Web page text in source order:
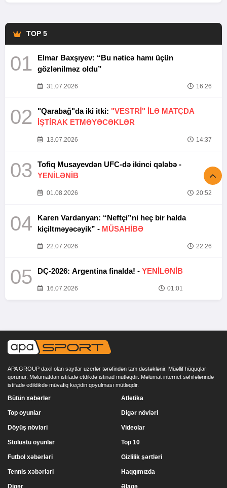
TOP 5
01
Elmar Baxşıyev: “Bu nəticə hamı üçün
gözlənilməz oldu”
31.07.2026 16:26
02 "Qarabağ"da iki itki: "VESTRİ" İLƏ MATÇDA
İŞTİRAK ETMƏYƏCƏKLƏR
13.07.2026 14:37
03
Tofiq Musayevdən UFC-də ikinci qələbə -
YENİLƏNİB
01.08.2026 20:52
04
Karen Vardanyan: “Neftçi”ni heç bir halda
kiçiltməyəcəyik” - MÜSAHİBƏ
22.07.2026 22:26
05 DÇ-2026: Argentina finalda! - YENİLƏNİB
16.07.2026 01:01
APA GROUP daxil olan saytlar uzerlər tərəfindən tam dəstəklənir. Müəllif hüquqları
qorunur. Məlumatdan istifadə etdikdə istinad mütləqdir. Məlumat internet səhifələrində
istifadə edildikdə müvafiq keçidin qoyulması mütləqdir.
Bütün xəbərlər
Top oyunlar
Döyüş növləri
Stolüstü oyunlar
Atletika
Digər növləri
Videolar
Top 10
Futbol xəbərləri
Tennis xəbərləri
Digər
Gizlilik şərtləri
Haqqımızda
Əlaqə